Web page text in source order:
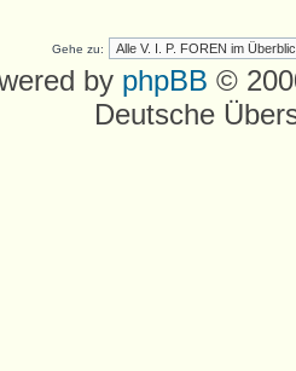
Gehe zu:
by phpBB ©
Deutsche